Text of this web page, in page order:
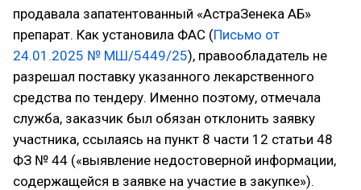
продавала запатентованный «АстраЗенека АБ»
препарат. Как установила ФАС (Письмо от
24.01.2025 № МШ/5449/25), правообладатель не
разрешал поставку указанного лекарственного
средства по тендеру. Именно поэтому, отмечала
служба, заказчик был обязан отклонить заявку
участника, ссылаясь на пункт 8 части 12 статьи 48
ФЗ № 44 («выявление недостоверной информации,
содержащейся в заявке на участие в закупке»).